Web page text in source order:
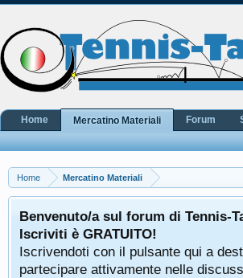
Home Mercatino Materiali
Benvenuto/a sul forum di Tennis-
Iscriviti è GRATUITO!
Iscrivendoti con il pulsante qui a
partecipare attivamente nelle
Home Mercatino Materiali Forum